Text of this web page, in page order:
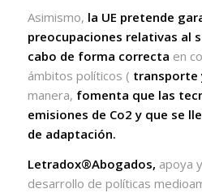
Asimismo, la UE pretende
preocupaciones relativas al
cabo de forma correcta en
ámbitos políticos ( transporte
manera, fomenta que las
emisiones de Co2 y que se
de adaptación.
Letradox®Abogados, apoya
desarrollo de políticas